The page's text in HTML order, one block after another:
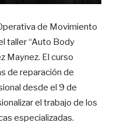
de Movimiento
taller “Auto Body
Maynez. El curso
de reparación de
desde el 9 de
el trabajo de los
especializadas.